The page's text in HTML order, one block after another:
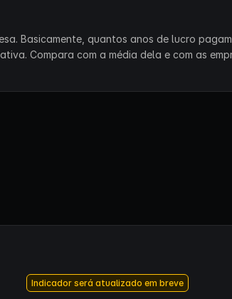
Basicamente, quantos anos de lucro
Compara com a média dela e com as
Indicador será atualizado em breve